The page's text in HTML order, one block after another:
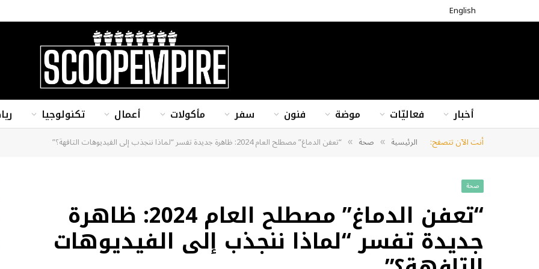
English
أخبار فعاليّات موضة فنون سفر مأكولات أعمال تكنولوجيا
أنت الآن تتصفح: الرئيسية » صحة » “تعفن الدماغ” مصطلح العام 2024: ظاهرة جديدة تفسر “لماذا ننجذب إلى الفيديوهات التافهة؟”
صحة
“تعفن الدماغ” مصطلح العام 2024: ظاهرة
جديدة تفسر “لماذا ننجذب إلى الفيديوهات